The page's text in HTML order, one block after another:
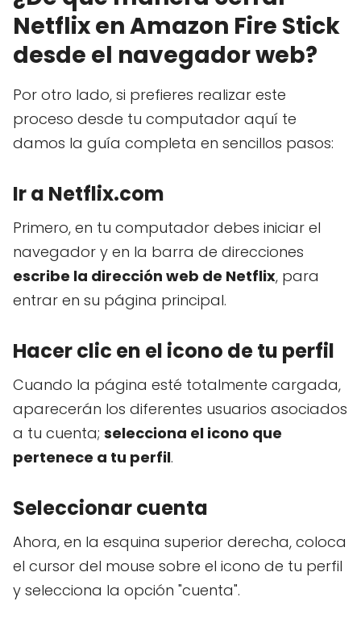
Netflix en Amazon Fire Stick
desde el navegador web?
Por otro lado, si prefieres realizar este
proceso desde tu computador aquí te
damos la guía completa en sencillos pasos:
Ir a Netflix.com
Primero, en tu computador debes iniciar el
navegador y en la barra de direcciones
escribe la dirección web de Netflix, para
entrar en su página principal.
Hacer clic en el icono de tu perfil
Cuando la página esté totalmente cargada,
aparecerán los diferentes usuarios asociados
a tu cuenta; selecciona el icono que
pertenece a tu perfil.
Seleccionar cuenta
Ahora, en la esquina superior derecha, coloca
el cursor del mouse sobre el icono de tu perfil
y selecciona la opción "cuenta".